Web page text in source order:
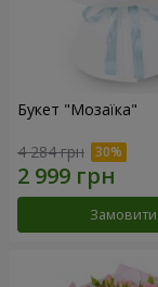
Букет "Мозаїка"
4 284 грн
Замовити